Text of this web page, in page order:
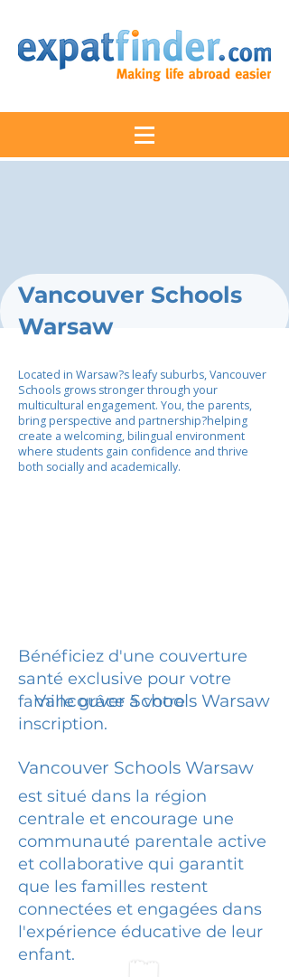
Vancouver Schools
Warsaw
Located in Warsaw?s leafy suburbs, Vancouver
Schools grows stronger through your
multicultural engagement. You, the parents,
bring perspective and partnership?helping
create a welcoming, bilingual environment
where students gain confidence and thrive
both socially and academically.
Bénéficiez d'une couverture
santé exclusive pour votre
famille grâce à votre
inscription.
Vancouver Schools Warsaw
Vancouver Schools Warsaw
est situé dans la région
centrale et encourage une
communauté parentale active
et collaborative qui garantit
que les familles restent
connectées et engagées dans
l'expérience éducative de leur
enfant.